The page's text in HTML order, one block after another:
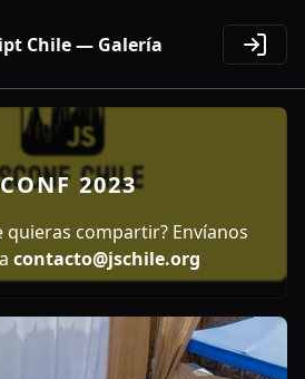
Chile — Galería
2023
quieras compartir? Envíanos
contacto@jschile.org